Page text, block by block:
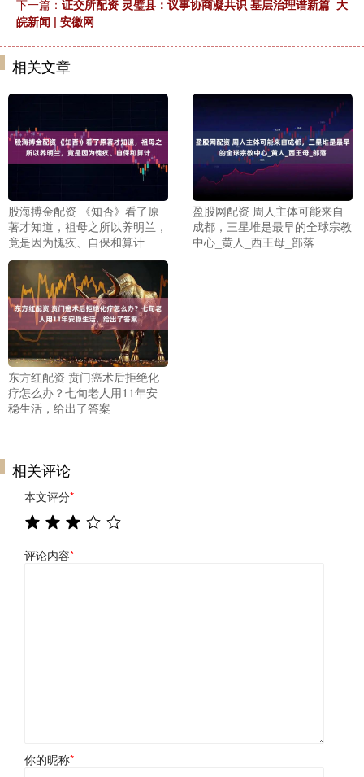
下一篇： 证交所配资 灵璧县：议事协商凝共识 基层治理谱新篇_大
皖新闻 | 安徽网
相关文章
股海搏金配资 《知否》看了原
著才知道，祖母之所以养明兰，
竟是因为愧疚、自保和算计
盈股网配资 周人主体可能来自
成都，三星堆是最早的全球宗教
中心_黄人_西王母_部落
东方红配资 贲门癌术后拒绝化
疗怎么办？七旬老人用11年安
稳生活，给出了答案
相关评论
本文评分*
评论内容*
你的昵称*